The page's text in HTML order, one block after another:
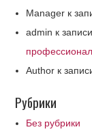
Manager к
admin к
Author к
Рубрики
Без рубрики